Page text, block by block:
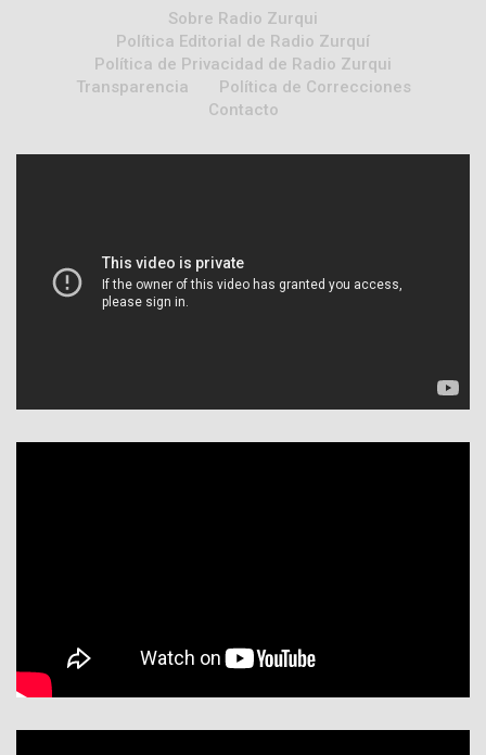
Sobre Radio Zurqui
Política Editorial de Radio Zurquí
Política de Privacidad de Radio Zurqui
Transparencia
Política de Correcciones
Contacto